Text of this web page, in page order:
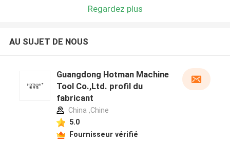
Regardez plus
AU SUJET DE NOUS
Guangdong Hotman Machine
Tool Co.,Ltd. profil du
fabricant
China ,Chine
5.0
Fournisseur vérifié